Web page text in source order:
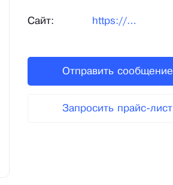
Сайт: https://змвулкан.рф/
Отправить сообщение
Запросить прайс-лист